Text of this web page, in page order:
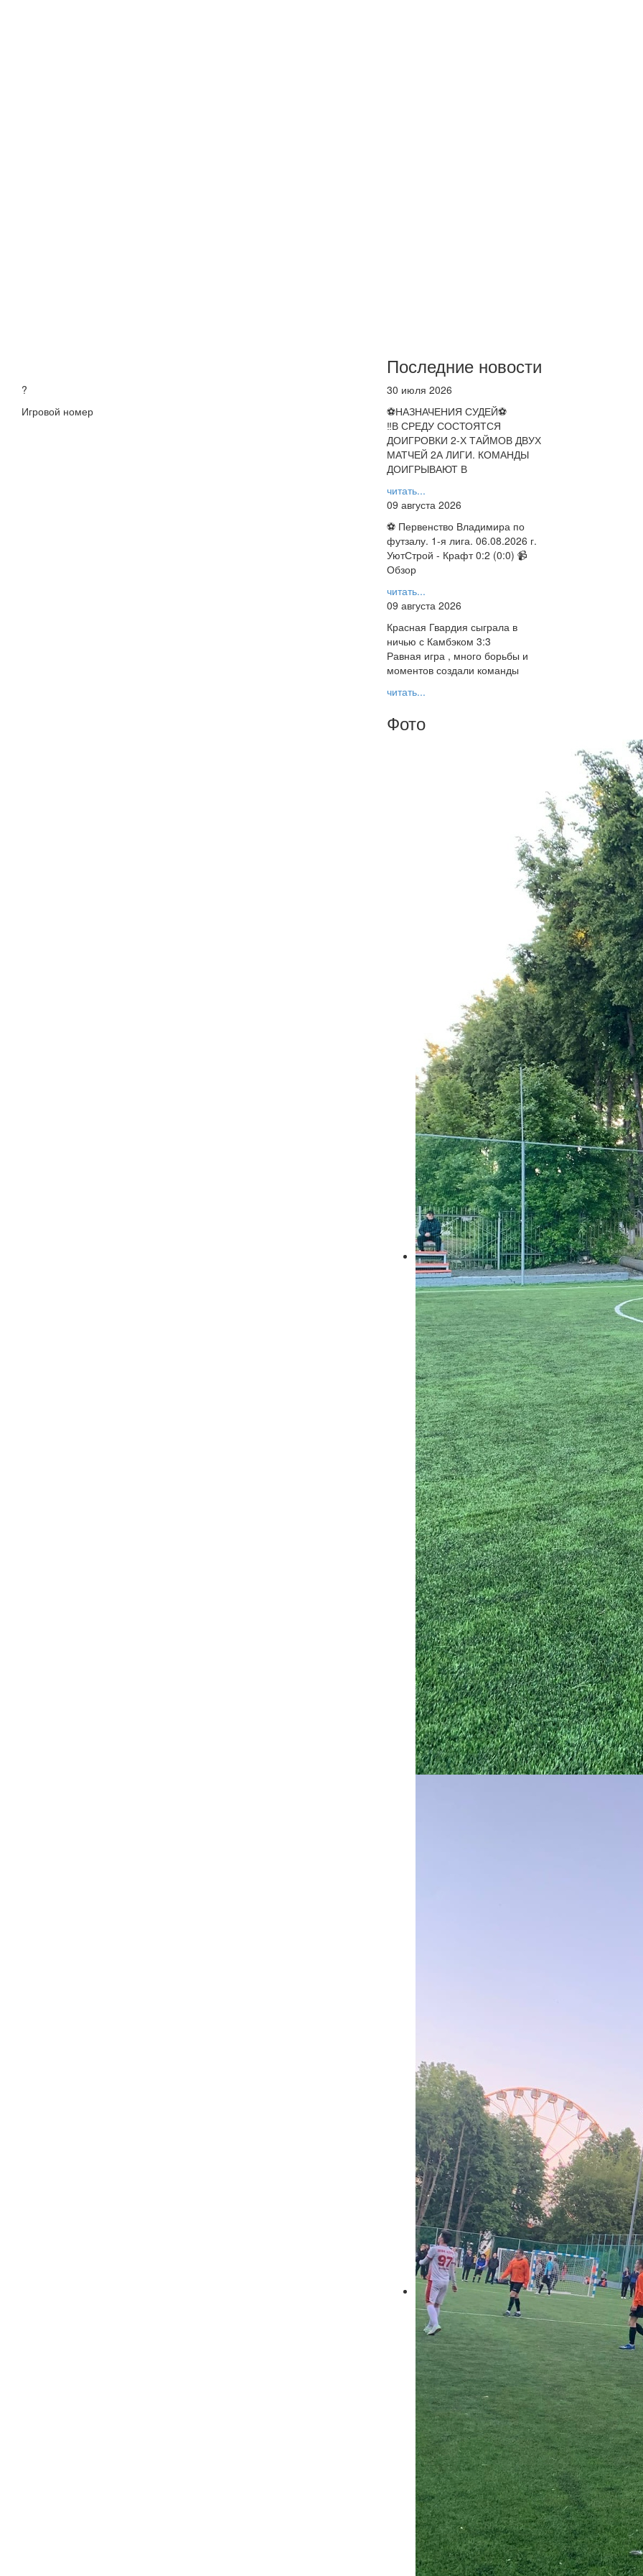
?
Игровой номер
Последние новости
30 июля 2026
⚽НАЗНАЧЕНИЯ СУДЕЙ⚽
‼В СРЕДУ СОСТОЯТСЯ
ДОИГРОВКИ 2-Х ТАЙМОВ ДВУХ
МАТЧЕЙ 2А ЛИГИ. КОМАНДЫ
ДОИГРЫВАЮТ В
читать...
09 августа 2026
⚽ Первенство Владимира по
футзалу. 1-я лига. 06.08.2026 г.
УютСтрой - Крафт 0:2 (0:0) 📹
Обзор
читать...
09 августа 2026
Красная Гвардия сыграла в
ничью с Камбэком 3:3
Равная игра , много борьбы и
моментов создали команды
читать...
Фото